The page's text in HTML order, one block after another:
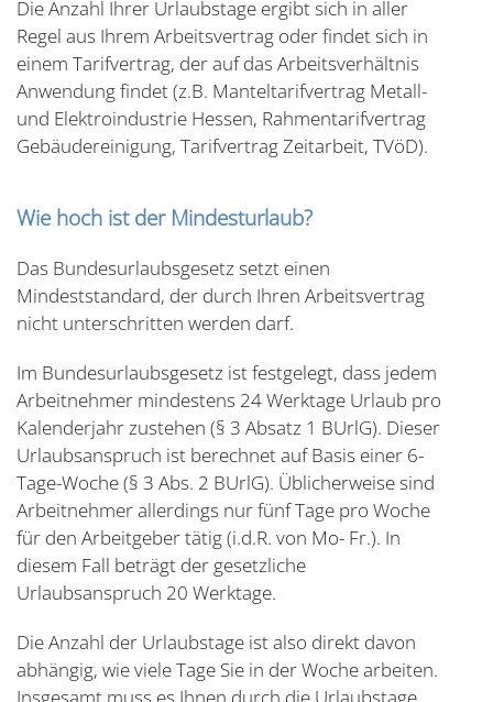
Die Anzahl Ihrer Urlaubstage ergibt sich in aller
Regel aus Ihrem Arbeitsvertrag oder findet sich in
einem Tarifvertrag, der auf das Arbeitsverhältnis
Anwendung findet (z.B. Manteltarifvertrag Metall-
und Elektroindustrie Hessen, Rahmentarifvertrag
Gebäudereinigung, Tarifvertrag Zeitarbeit, TVöD).
Wie hoch ist der Mindesturlaub?
Das Bundesurlaubsgesetz setzt einen
Mindeststandard, der durch Ihren Arbeitsvertrag
nicht unterschritten werden darf.
Im Bundesurlaubsgesetz ist festgelegt, dass jedem
Arbeitnehmer mindestens 24 Werktage Urlaub pro
Kalenderjahr zustehen (§ 3 Absatz 1 BUrlG). Dieser
Urlaubsanspruch ist berechnet auf Basis einer 6-
Tage-Woche (§ 3 Abs. 2 BUrlG). Üblicherweise sind
Arbeitnehmer allerdings nur fünf Tage pro Woche
für den Arbeitgeber tätig (i.d.R. von Mo- Fr.). In
diesem Fall beträgt der gesetzliche
Urlaubsanspruch 20 Werktage.
Die Anzahl der Urlaubstage ist also direkt davon
abhängig, wie viele Tage Sie in der Woche arbeiten.